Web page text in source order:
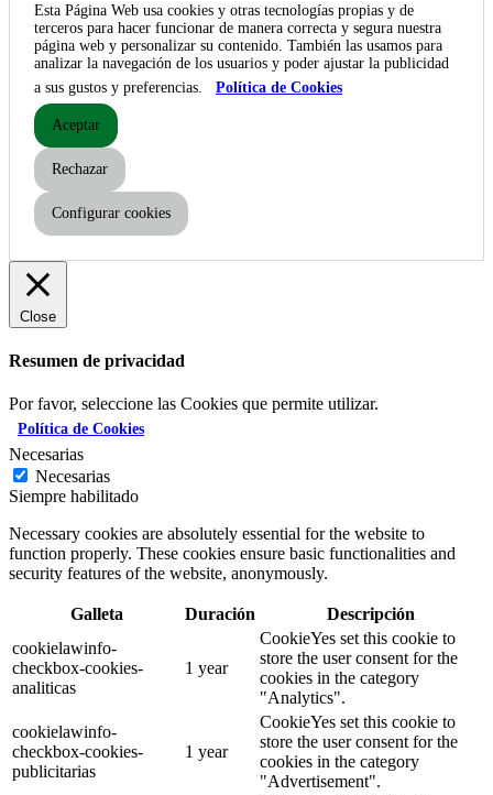
Esta Página Web usa cookies y otras tecnologías propias y de
terceros para hacer funcionar de manera correcta y segura nuestra
página web y personalizar su contenido. También las usamos para
analizar la navegación de los usuarios y poder ajustar la publicidad
a sus gustos y preferencias.
Política de Cookies
Aceptar
Rechazar
Configurar cookies
Close
Resumen de privacidad
Por favor, seleccione las Cookies que permite utilizar.
Política de Cookies
Necesarias
Necesarias
Siempre habilitado
Necessary cookies are absolutely essential for the website to
function properly. These cookies ensure basic functionalities and
security features of the website, anonymously.
Galleta Duración
Descripción
cookielawinfo-
checkbox-cookies-
analiticas
1 year
CookieYes set this cookie to
store the user consent for the
cookies in the category
"Analytics".
cookielawinfo-
checkbox-cookies-
publicitarias
1 year
CookieYes set this cookie to
store the user consent for the
cookies in the category
"Advertisement".